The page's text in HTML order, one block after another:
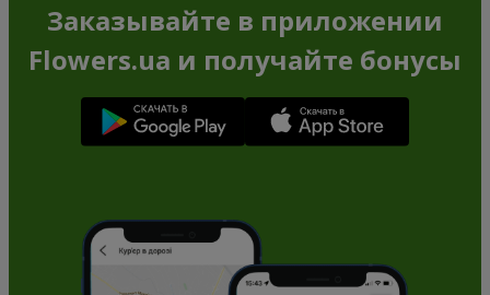
Заказывайте в приложении
Flowers.ua и получайте бонусы